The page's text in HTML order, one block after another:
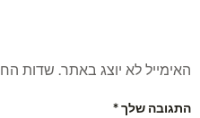
האימייל לא יוצג באתר. שדות
התגובה שלך*